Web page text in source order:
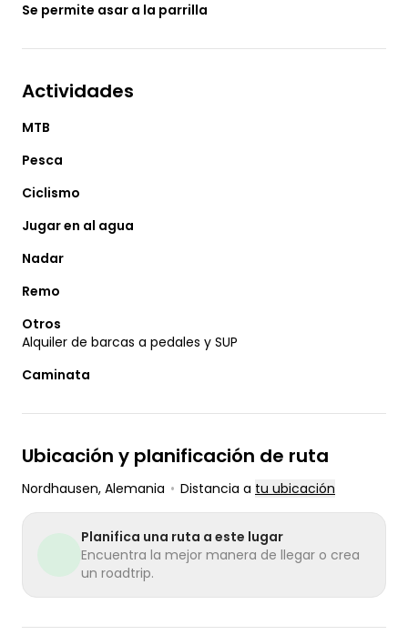
Se permite asar a la parrilla
Actividades
MTB
Pesca
Ciclismo
Jugar en al agua
Nadar
Remo
Otros
Alquiler de barcas a pedales y SUP
Caminata
Ubicación y planificación de ruta
Nordhausen, Alemania • Distancia a tu ubicación
Planifica una ruta a este lugar
Encuentra la mejor manera de llegar o crea
un roadtrip.